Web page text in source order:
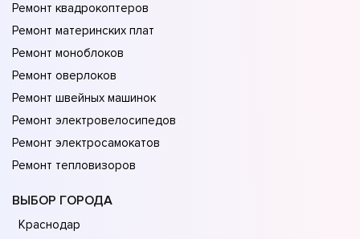
Ремонт квадрокоптеров
Ремонт материнских плат
Ремонт моноблоков
Ремонт оверлоков
Ремонт швейных машинок
Ремонт электровелосипедов
Ремонт электросамокатов
Ремонт тепловизоров
ВЫБОР ГОРОДА
Краснодар